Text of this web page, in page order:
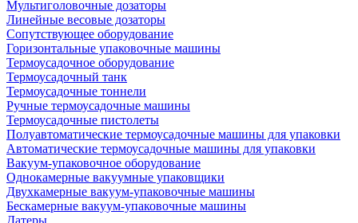
Мультиголовочные дозаторы
Линейные весовые дозаторы
Сопутствующее оборудование
Горизонтальные упаковочные машины
Термоусадочное оборудование
Термоусадочный танк
Термоусадочные тоннели
Ручные термоусадочные машины
Термоусадочные пистолеты
Полуавтоматические термоусадочные машины для упаковки
Автоматические термоусадочные машины для упаковки
Вакуум-упаковочное оборудование
Однокамерные вакуумные упаковщики
Двухкамерные вакуум-упаковочные машины
Бескамерные вакуум-упаковочные машины
Датеры